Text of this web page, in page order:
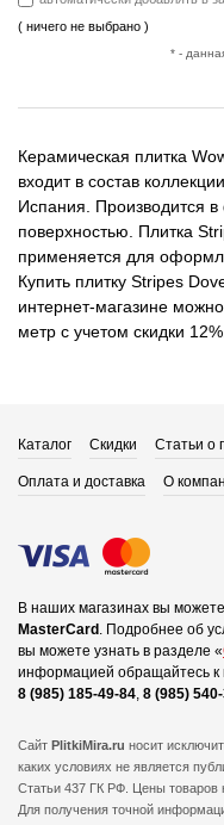
( ничего не выбрано )
* -
Керамическая плитка
входит в состав
Испания. Производится
поверхностью. Плитка
применяется для
Купить плитку Stripes
интернет-магазине
метр с учетом скидки 12%.
Каталог Скидки Статьи о
Оплата и доставка О
В наших магазинах вы
MasterCard . Подробнее об
вы можете узнать в разделе «
информацией обращайтесь
8 (985) 185-49-84, 8 (985)
Сайт PlitkiMira.ru носит
каких условиях не является
Статьи 437 ГК РФ. Цены товаров
Для получения точной